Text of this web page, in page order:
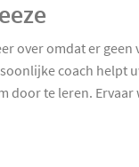
over omdat er
coach
te leren.